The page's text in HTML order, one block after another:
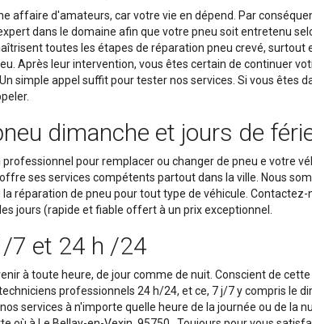
affaire d'amateurs, car votre vie en dépend. Par
dans le domaine afin que votre pneu soit entretenu
toutes les étapes de réparation pneu crevé, surtout
Après leur intervention, vous êtes certain de continuer
simple appel suffit pour tester nos services. Si vous êtes
dimanche et jours de
pour remplacer ou changer de pneu e votre
ses services compétents partout dans la ville. Nous
réparation de pneu pour tout type de véhicule. Contactez-
jours (rapide et fiable offert à un prix exceptionnel.
7 et 24 h /24
à toute heure, de jour comme de nuit. Conscient de
professionnels 24 h/24, et ce, 7 j/7 y compris le
services à n'importe quelle heure de la journée ou de la